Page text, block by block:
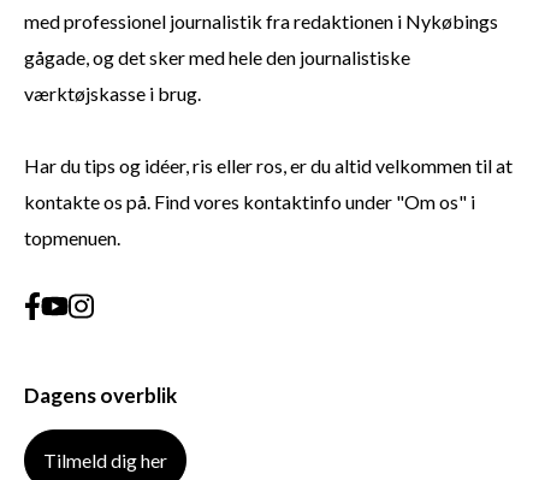
med professionel journalistik fra redaktionen i Nykøbings
gågade, og det sker med hele den journalistiske
værktøjskasse i brug.
Har du tips og idéer, ris eller ros, er du altid velkommen til at
kontakte os på. Find vores kontaktinfo under "Om os" i
topmenuen.
Dagens overblik
Tilmeld dig her